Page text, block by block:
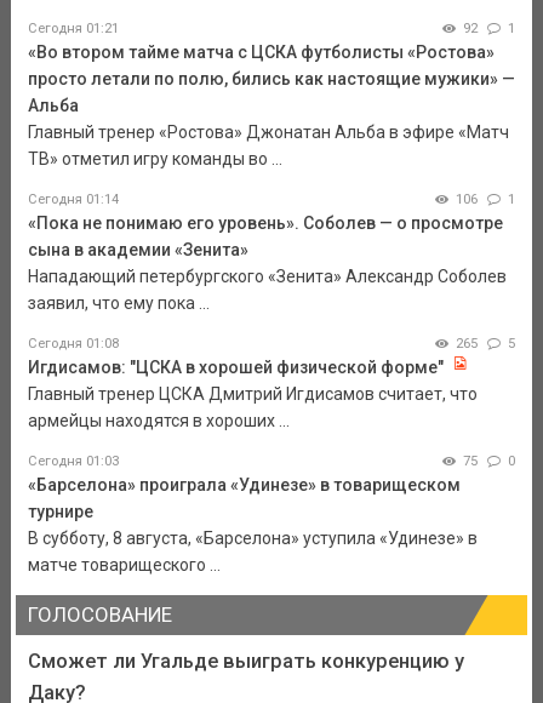
Сегодня 01:21 92 1
«Во втором тайме матча с ЦСКА футболисты «Ростова»
просто летали по полю, бились как настоящие мужики» —
Альба
Главный тренер «Ростова» Джонатан Альба в эфире «Матч
ТВ» отметил игру команды во ...
Сегодня 01:14 106 1
«Пока не понимаю его уровень». Соболев — о просмотре
сына в академии «Зенита»
Нападающий петербургского «Зенита» Александр Соболев
заявил, что ему пока ...
Сегодня 01:08 265 5
Игдисамов: "ЦСКА в хорошей физической форме"
Главный тренер ЦСКА Дмитрий Игдисамов считает, что
армейцы находятся в хороших ...
Сегодня 01:03 75 0
«Барселона» проиграла «Удинезе» в товарищеском
турнире
В субботу, 8 августа, «Барселона» уступила «Удинезе» в
матче товарищеского ...
ГОЛОСОВАНИЕ
Сможет ли Угальде выиграть конкуренцию у
Даку?